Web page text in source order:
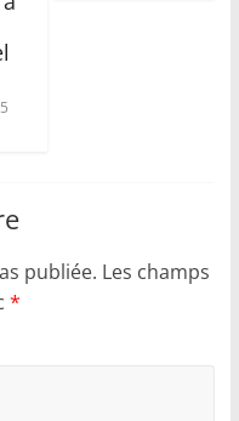
publiée. Les champs
*